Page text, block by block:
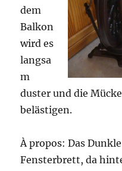
dem
Balkon
wird es
langsa
m
duster und die
belästigen.
À propos: Das
Fensterbrett, da